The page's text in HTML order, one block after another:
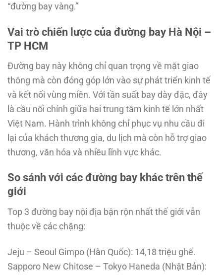
“đường bay vàng.”
Vai trò chiến lược của đường bay Hà Nội –
TP HCM
Đường bay này không chỉ quan trọng về mặt giao
thông mà còn đóng góp lớn vào sự phát triển kinh tế
và kết nối vùng miền. Với tần suất bay dày đặc, đây
là cầu nối chính giữa hai trung tâm kinh tế lớn nhất
Việt Nam. Hành trình không chỉ phục vụ nhu cầu đi
lại của khách thương gia, du lịch mà còn hỗ trợ giao
thương, văn hóa và nhiều lĩnh vực khác.
So sánh với các đường bay khác trên thế
giới
Top 3 đường bay nội địa bận rộn nhất thế giới vẫn
thuộc về các chặng:
Jeju – Seoul Gimpo (Hàn Quốc): 14,18 triệu ghế.
Sapporo New Chitose – Tokyo Haneda (Nhật Bản):